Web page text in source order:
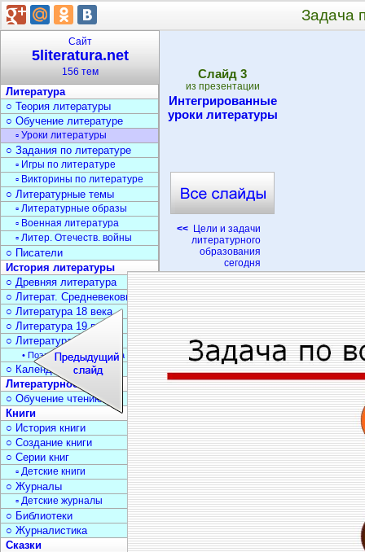
Задача
Cлайд 3
из презентации
Интегрированные
уроки литературы
<< Цели и задачи
литературного
образования
сегодня
Сайт
5literatura.net
156 тем
Литература
○ Теория литературы
○ Обучение литературе
▫ Уроки литературы
○ Задания по литературе
▫ Игры по литературе
▫ Викторины по литературе
○ Литературные темы
▫ Литературные образы
▫ Военная литература
▫ Литер. Отечеств. войны
○ Писатели
История литературы
○ Древняя литература
○ Литерат. Средневековья
○ Литература 18 века
○ Литература 19 века
○ Литература 20 века
• Поэзия Серебрян. века
○ Календарь дат
Литературное чтение
○ Обучение чтению
Книги
○ История книги
○ Создание книги
○ Серии книг
▫ Детские книги
○ Журналы
▫ Детские журналы
○ Библиотеки
○ Журналистика
Сказки